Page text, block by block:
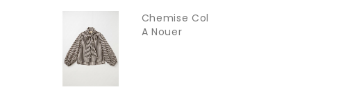
Chemise Col
A Nouer